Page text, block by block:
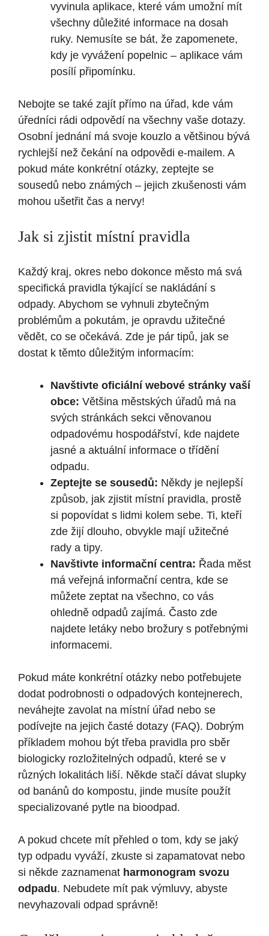
vyvinula aplikace, které vám umožní mít
všechny důležité informace na dosah
ruky. Nemusíte se bát, že zapomenete,
kdy je vyvážení popelnic – aplikace vám
posílí připomínku.
Nebojte se také zajít přímo na úřad, kde vám
úředníci rádi odpovědí na všechny vaše dotazy.
Osobní jednání má svoje kouzlo a většinou bývá
rychlejší než čekání na odpovědi e-mailem. A
pokud máte konkrétní otázky, zeptejte se
sousedů nebo známých – jejich zkušenosti vám
mohou ušetřit čas a nervy!
Jak si zjistit místní pravidla
Každý kraj, okres nebo dokonce město má svá
specifická pravidla týkající se nakládání s
odpady. Abychom se vyhnuli zbytečným
problémům a pokutám, je opravdu užitečné
vědět, co se očekává. Zde je pár tipů, jak se
dostat k těmto důležitým informacím:
Navštivte oficiální webové stránky vaší
obce: Většina městských úřadů má na
svých stránkách sekci věnovanou
odpadovému hospodářství, kde najdete
jasné a aktuální informace o třídění
odpadu.
Zeptejte se sousedů: Někdy je nejlepší
způsob, jak zjistit místní pravidla, prostě
si popovídat s lidmi kolem sebe. Ti, kteří
zde žijí dlouho, obvykle mají užitečné
rady a tipy.
Navštivte informační centra: Řada měst
má veřejná informační centra, kde se
můžete zeptat na všechno, co vás
ohledně odpadů zajímá. Často zde
najdete letáky nebo brožury s potřebnými
informacemi.
Pokud máte konkrétní otázky nebo potřebujete
dodat podrobnosti o odpadových kontejnerech,
neváhejte zavolat na místní úřad nebo se
podívejte na jejich časté dotazy (FAQ). Dobrým
příkladem mohou být třeba pravidla pro sběr
biologicky rozložitelných odpadů, které se v
různých lokalitách liší. Někde stačí dávat slupky
od banánů do kompostu, jinde musíte použít
specializované pytle na bioodpad.
A pokud chcete mít přehled o tom, kdy se jaký
typ odpadu vyváží, zkuste si zapamatovat nebo
si někde zaznamenat harmonogram svozu
odpadu. Nebudete mít pak výmluvy, abyste
nevyhazovali odpad správně!